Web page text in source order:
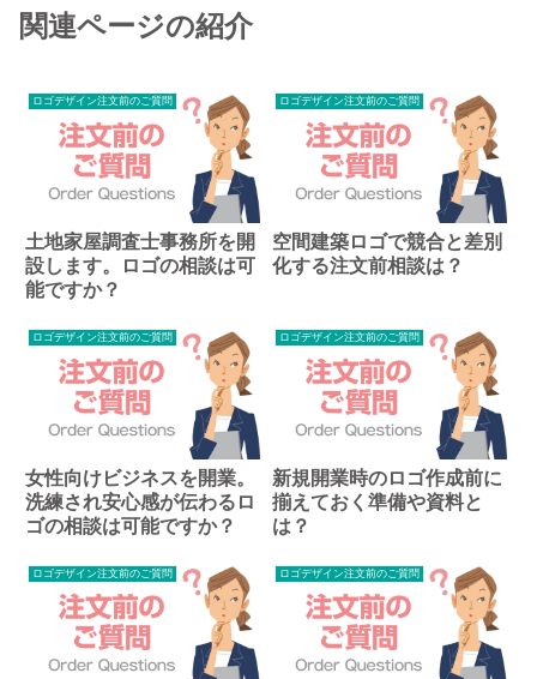
関連ページの紹介
ロゴデザイン注文前のご質問
土地家屋調査士事務所を開
設します。ロゴの相談は可
能ですか？
ロゴデザイン注文前のご質問
空間建築ロゴで競合と差別
化する注文前相談は？
ロゴデザイン注文前のご質問
女性向けビジネスを開業。
洗練され安心感が伝わるロ
ゴの相談は可能ですか？
ロゴデザイン注文前のご質問
新規開業時のロゴ作成前に
揃えておく準備や資料と
は？
ロゴデザイン注文前のご質問 ロゴデザイン注文前のご質問